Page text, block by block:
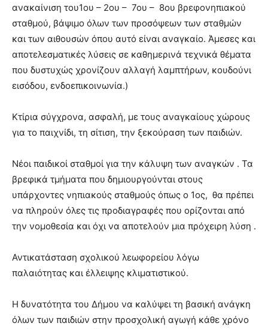
ανακαίνιση του1oυ – 2ου – 7ου – 8ου βρεφονηπιακού
σταθμού, βάψιμο όλων των προσόψεων των σταθμών
και των αιθουσών όπου αυτό είναι αναγκαίο. Άμεσες και
αποτελεσματικές λύσεις σε καθημερινά τεχνικά θέματα
που δυστυχώς χρονίζουν αλλαγή λαμπτήρων, κουδούνι
εισόδου, ενδοεπικοινωνία.)
Κτίρια σύγχρονα, ασφαλή, με τους αναγκαίους χώρους
για το παιχνίδι, τη σίτιση, την ξεκούραση των παιδιών.
Νέοι παιδικοί σταθμοί για την κάλυψη των αναγκών . Τα
βρεφικά τμήματα που δημιουργούνται στους
υπάρχοντες νηπιακούς σταθμούς όπως ο 1ος, θα πρέπει
να πληρούν όλες τις προδιαγραφές που ορίζονται από
την νομοθεσία και όχι να αποτελούν μια πρόχειρη λύση .
Αντικατάσταση σχολικού λεωφορείου λόγω
παλαιότητας και έλλειψης κλιματιστικού.
Η δυνατότητα του Δήμου να καλύψει τη βασική ανάγκη
όλων των παιδιών στην προσχολική αγωγή κάθε χρόνο